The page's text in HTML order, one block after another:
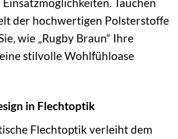
der hochwertigen Polsterstoffe
wie „Rugby Braun“ Ihre
stilvolle Wohlfühloase
in Flechtoptik
Flechtoptik verleiht dem